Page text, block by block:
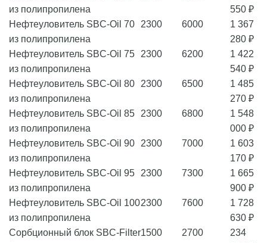
из полипропилена
550 ₽
Нефтеуловитель SBC-Oil 70
из полипропилена
2300 6000
1 367
280 ₽
Нефтеуловитель SBC-Oil 75
из полипропилена
2300 6200
1 422
540 ₽
Нефтеуловитель SBC-Oil 80
из полипропилена
2300 6500
1 485
270 ₽
Нефтеуловитель SBC-Oil 85
из полипропилена
2300 6800
1 548
000 ₽
Нефтеуловитель SBC-Oil 90
из полипропилена
2300 7000
1 603
170 ₽
Нефтеуловитель SBC-Oil 95
из полипропилена
2300 7300
1 665
900 ₽
Нефтеуловитель SBC-Oil 100
из полипропилена
2300 7600
1 728
630 ₽
Сорбционный блок SBC-Filter1500 2700
234